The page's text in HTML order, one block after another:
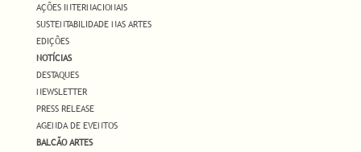
AÇÕES INTERNACIONAIS
SUSTENTABILIDADE NAS ARTES
EDIÇÕES
NOTÍCIAS
DESTAQUES
NEWSLETTER
PRESS RELEASE
AGENDA DE EVENTOS
BALCÃO ARTES